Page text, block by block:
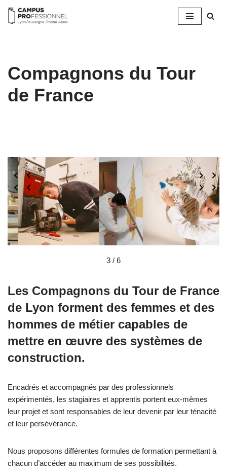
Aller
Compagnons du Tour
de France
3 / 6
Les Compagnons du Tour de France
de Lyon forment des femmes et des
hommes de métier capables de
mettre en œuvre des systèmes de
construction.
Encadrés et accompagnés par des professionnels
expérimentés, les stagiaires et apprentis portent eux-mêmes
leur projet et sont responsables de leur devenir par leur ténacité
et leur persévérance.
Nous proposons différentes formules de formation permettant à
chacun d’accéder au maximum de ses possibilités.